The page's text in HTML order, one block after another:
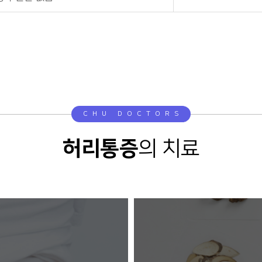
CHU DOCTORS
허리통증의 치료